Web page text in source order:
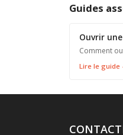
Guides
Ouvrir
Comment
Lire le